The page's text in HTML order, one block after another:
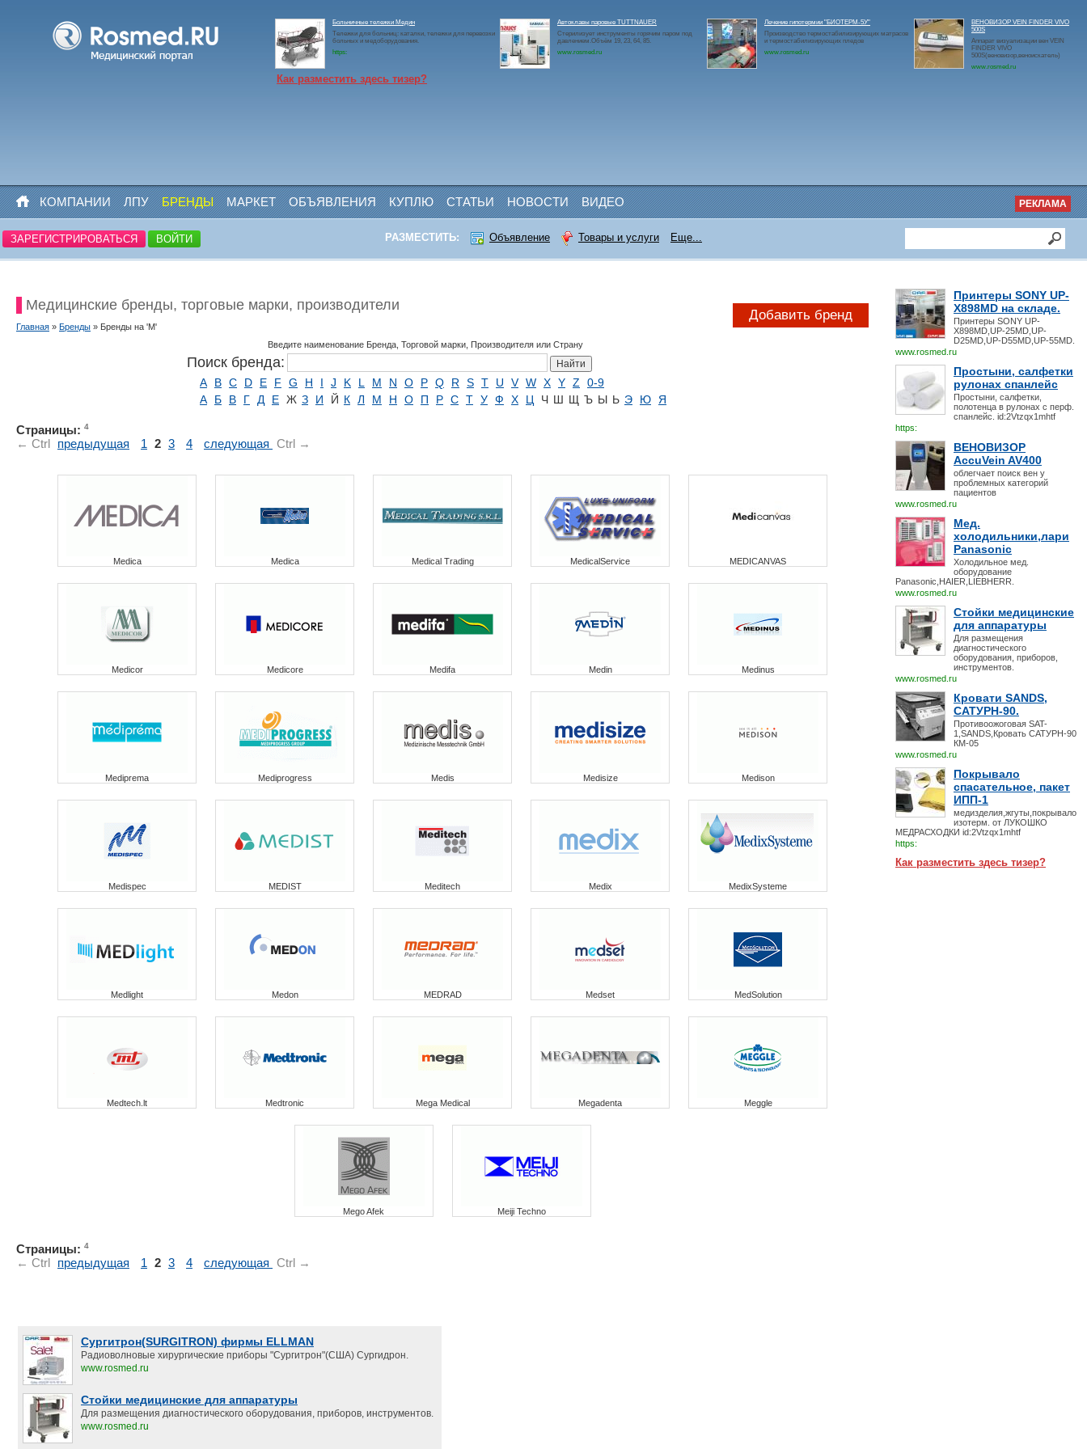
Больничные тележки Медин
Тележки для больниц: каталки, тележки для перевозки
больных и медоборудования.
https:
Автоклавы паровые TUTTNAUER
Стерилизует инструменты горячим паром под
давлением.Объём 19, 23, 64, 85.
www.rosmed.ru
Лечение гипотермии "БИОТЕРМ-5У"
Производство термостабилизирующих матрасов
и термостабилизирующих пледов
www.rosmed.ru
ВЕНОВИЗОР VEIN FINDER VIVO
500S
Аппарат визуализации вен VEIN
FINDER VIVO
500S(веновизор,веноискатель)
www.rosmed.ru
Как разместить здесь тизер?
КОМПАНИИ ЛПУ БРЕНДЫ МАРКЕТ ОБЪЯВЛЕНИЯ КУПЛЮ СТАТЬИ НОВОСТИ ВИДЕО РЕКЛАМА
ЗАРЕГИСТРИРОВАТЬСЯ ВОЙТИ РАЗМЕСТИТЬ: Объявление Товары и услуги Еще...
Принтеры SONY UP-
X898MD на складе.
Принтеры SONY UP-
X898MD,UP-25MD,UP-
D25MD,UP-D55MD,UP-55MD.
www.rosmed.ru
Простыни, салфетки
рулонах спанлейс
Простыни, салфетки,
полотенца в рулонах с перф.
спанлейс. id:2Vtzqx1mhtf
https:
ВЕНОВИЗОР
AccuVein AV400
облегчает поиск вен у
проблемных категорий
пациентов
www.rosmed.ru
Мед.
холодильники,лари
Panasonic
Холодильное мед.
оборудование
Panasonic,HAIER,LIEBHERR.
www.rosmed.ru
Стойки медицинские
для аппаратуры
Для размещения
диагностического
оборудования, приборов,
инструментов.
www.rosmed.ru
Кровати SANDS,
САТУРН-90.
Противоожоговая SAT-
1,SANDS,Кровать САТУРН-90
КМ-05
www.rosmed.ru
Покрывало
спасательное, пакет
ИПП-1
медизделия,жгуты,покрывало
изотерм. от ЛУКОШКО
МЕДРАСХОДКИ id:2Vtzqx1mhtf
https:
Как разместить здесь тизер?
Медицинские бренды, торговые марки, производители
Главная » Бренды » Бренды на 'M'
Добавить бренд
Введите наименование Бренда, Торговой марки, Производителя или Страну
Поиск бренда:
A B C D E F G H I J K L M N O P Q R S T U V W X Y Z
0-9
А
Б В Г Д Е Ж З И Й К Л М Н О П Р С Т У Ф Х Ц Ч Ш Щ Ъ Ы Ь Э Ю Я
Страницы: 4
← Ctrl предыдущая 1 2 3 4 следующая Ctrl →
Medica Medica Medical Trading MedicalService MEDICANVAS
Medicor Medicore Medifa Medin Medinus
Mediprema Mediprogress Medis Medisize Medison
Medispec MEDIST Meditech Medix MedixSysteme
Medlight Medon MEDRAD Medset MedSolution
Medtech.lt Medtronic Mega Medical Megadenta Meggle
Mego Afek Meiji Techno
Страницы: 4
← Ctrl предыдущая 1 2 3 4 следующая Ctrl →
Сургитрон(SURGITRON) фирмы ELLMAN
Радиоволновые хирургические приборы "Сургитрон"(США) Сургидрон.
www.rosmed.ru
Стойки медицинские для аппаратуры
Для размещения диагностического оборудования, приборов, инструментов.
www.rosmed.ru